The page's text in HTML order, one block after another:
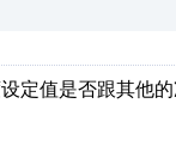
定值是否跟其他